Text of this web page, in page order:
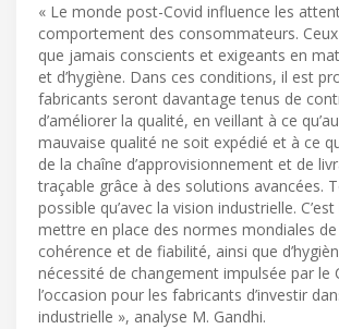
« Le monde post-Covid influence les
comportement des consommateurs.
que jamais conscients et exigeants en
et d’hygiène. Dans ces conditions, il est
fabricants seront davantage tenus de
d’améliorer la qualité, en veillant à ce
mauvaise qualité ne soit expédié et à ce
de la chaîne d’approvisionnement et de
traçable grâce à des solutions avancées.
possible qu’avec la vision industrielle.
mettre en place des normes mondiales
cohérence et de fiabilité, ainsi que
nécessité de changement impulsée par le
l’occasion pour les fabricants d’investir
industrielle », analyse M. Gandhi.